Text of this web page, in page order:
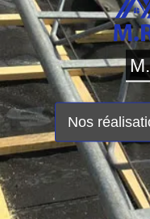
Nos